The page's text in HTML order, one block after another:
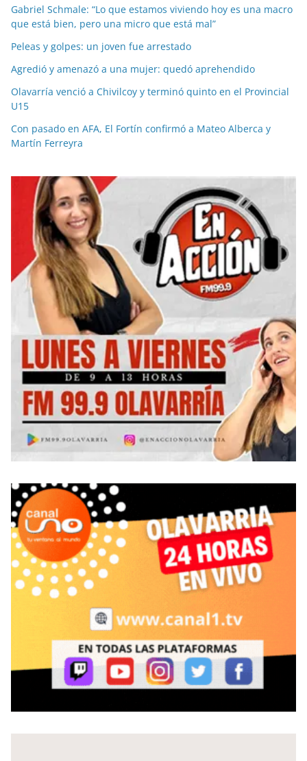
Gabriel Schmale: “Lo que estamos viviendo hoy es una macro
que está bien, pero una micro que está mal”
Peleas y golpes: un joven fue arrestado
Agredió y amenazó a una mujer: quedó aprehendido
Olavarría venció a Chivilcoy y terminó quinto en el Provincial
U15
Con pasado en AFA, El Fortín confirmó a Mateo Alberca y
Martín Ferreyra